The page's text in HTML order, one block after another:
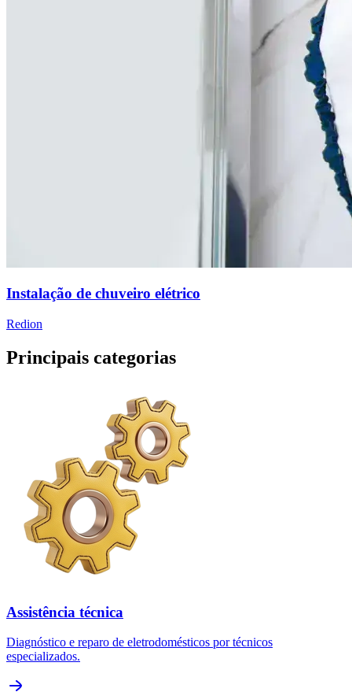
Instalação de chuveiro elétrico
Redion
Principais categorias
Assistência técnica
Diagnóstico e reparo de eletrodomésticos por técnicos
especializados.